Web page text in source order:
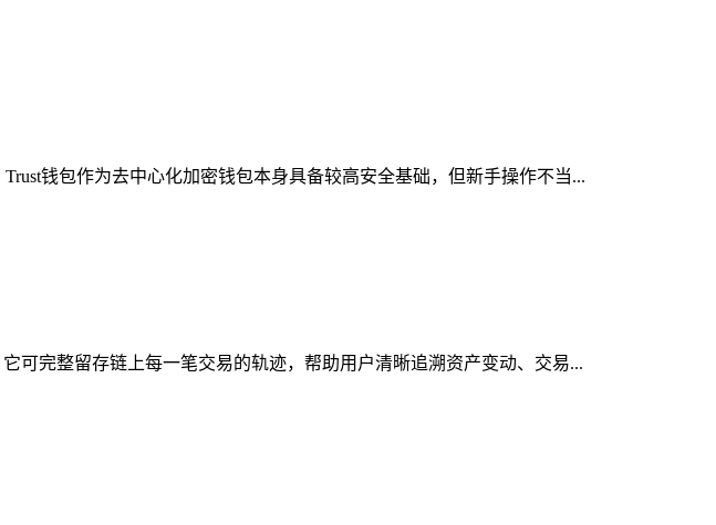
钱包作为去中心化加密钱包本身具备较高安全基础，但新手操作不当...
可完整留存链上每一笔交易的轨迹，帮助用户清晰追溯资产变动、交易...